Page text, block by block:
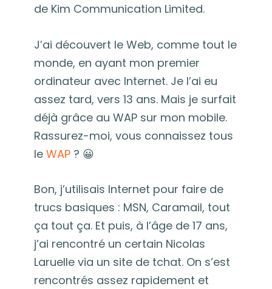
de Kim Communication Limited.
J’ai découvert le Web, comme tout le
monde, en ayant mon premier
ordinateur avec Internet. Je l’ai eu
assez tard, vers 13 ans. Mais je surfait
déjà grâce au WAP sur mon mobile.
Rassurez-moi, vous connaissez tous
le WAP? 😀
Bon, j’utilisais Internet pour faire de
trucs basiques : MSN, Caramail, tout
ça tout ça. Et puis, à l’âge de 17 ans,
j’ai rencontré un certain Nicolas
Laruelle via un site de tchat. On s’est
rencontrés assez rapidement et